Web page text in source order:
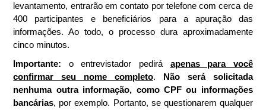
levantamento, entrarão em contato por telefone com cerca de
400 participantes e beneficiários para a apuração das
informações. Ao todo, o processo dura aproximadamente
cinco minutos.
Importante: o entrevistador pedirá apenas para você
confirmar seu nome completo. Não será solicitada
nenhuma outra informação, como CPF ou informações
bancárias, por exemplo. Portanto, se questionarem qualquer